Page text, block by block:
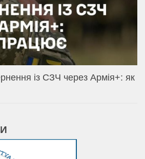
із СЗЧ через Армія+: як